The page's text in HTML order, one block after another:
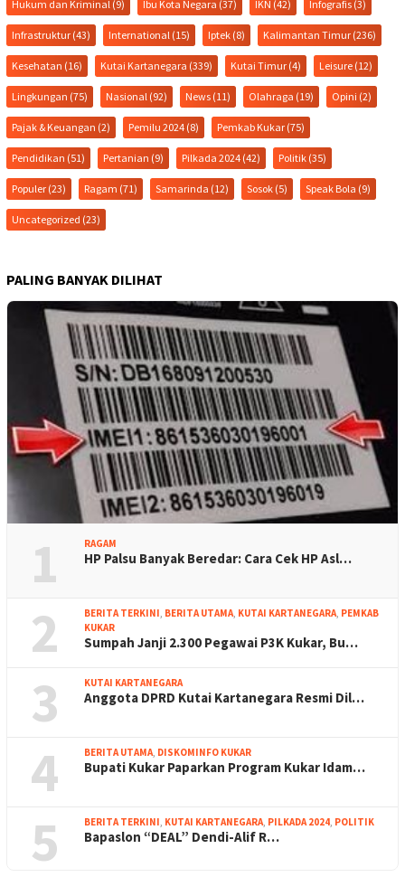
Hukum dan Kriminal (9) Ibu Kota Negara (37) IKN (42) Infografis (3)
Infrastruktur (43) International (15) Iptek (8) Kalimantan Timur (236)
Kesehatan (16) Kutai Kartanegara (339) Kutai Timur (4) Leisure (12)
Lingkungan (75) Nasional (92) News (11) Olahraga (19) Opini (2)
Pajak & Keuangan (2) Pemilu 2024 (8) Pemkab Kukar (75)
Pendidikan (51) Pertanian (9) Pilkada 2024 (42) Politik (35)
Populer (23) Ragam (71) Samarinda (12) Sosok (5) Speak Bola (9)
Uncategorized (23)
PALING BANYAK DILIHAT
1 RAGAM
HP Palsu Banyak Beredar: Cara Cek HP Asl…
2 BERITA TERKINI, BERITA UTAMA, KUTAI KARTANEGARA, PEMKAB
KUKAR
Sumpah Janji 2.300 Pegawai P3K Kukar, Bu…
3 KUTAI KARTANEGARA
Anggota DPRD Kutai Kartanegara Resmi Dil…
4 BERITA UTAMA, DISKOMINFO KUKAR
Bupati Kukar Paparkan Program Kukar Idam…
5 BERITA TERKINI, KUTAI KARTANEGARA, PILKADA 2024, POLITIK
Bapaslon “DEAL” Dendi-Alif R…